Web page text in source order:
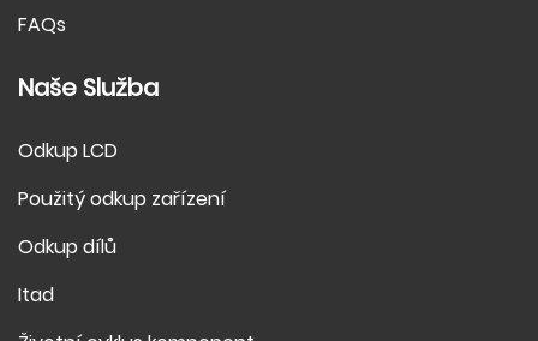
FAQs
Naše Služba
Odkup LCD
Použitý odkup zařízení
Odkup dílů
Itad